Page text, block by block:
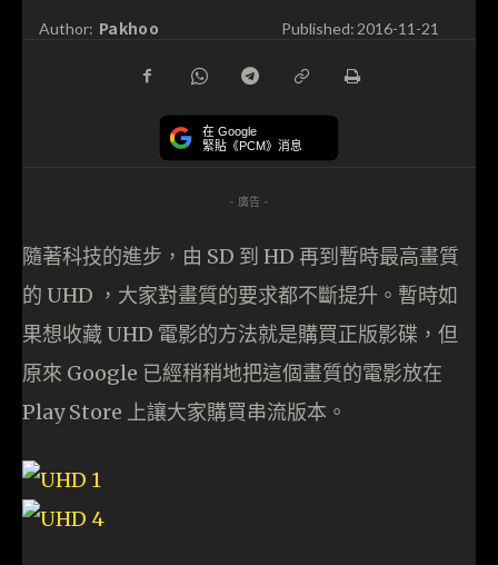
Author: Pakhoo Published:2016-11-21
在 Google
緊貼《PCM》消息
- 廣告 -
隨著科技的進步，由 SD 到 HD 再到暫時最高畫質
的 UHD ，大家對畫質的要求都不斷提升。暫時如
果想收藏 UHD 電影的方法就是購買正版影碟，但
原來 Google 已經稍稍地把這個畫質的電影放在
Play Store 上讓大家購買串流版本。